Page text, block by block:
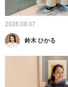
2026.08.07
鈴木 ひかる